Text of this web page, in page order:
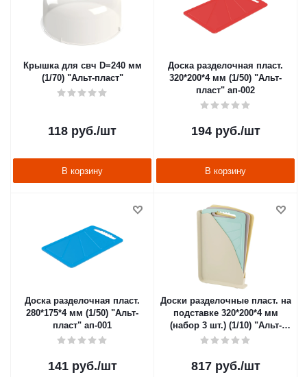
Крышка для свч D=240 мм
(1/70) "Альт-пласт"
118 руб./шт
В корзину
Доска разделочная пласт.
320*200*4 мм (1/50) "Альт-
пласт" ап-002
194руб./шт
В корзину
Доска разделочная пласт.
280*175*4 мм (1/50) "Альт-
пласт" ап-001
141руб./шт
Доски разделочные пласт. на
подставке 320*200*4 мм
(набор 3 шт.) (1/10) "Альт-
пласт" ап-755
817руб./шт